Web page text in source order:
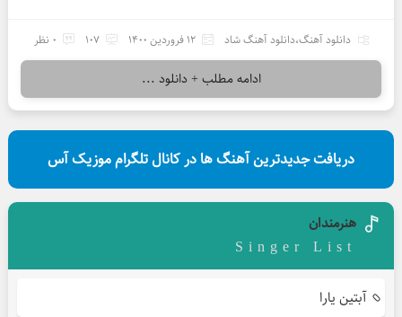
دانلود آهنگ،دانلود آهنگ شاد 12 فروردین 1400 107 0 نظر
ادامه مطلب + دانلود ...
دریافت جدیدترین آهنگ ها در کانال تلگرام موزیک آس
هنرمندان
Singer List
آبتین یارا